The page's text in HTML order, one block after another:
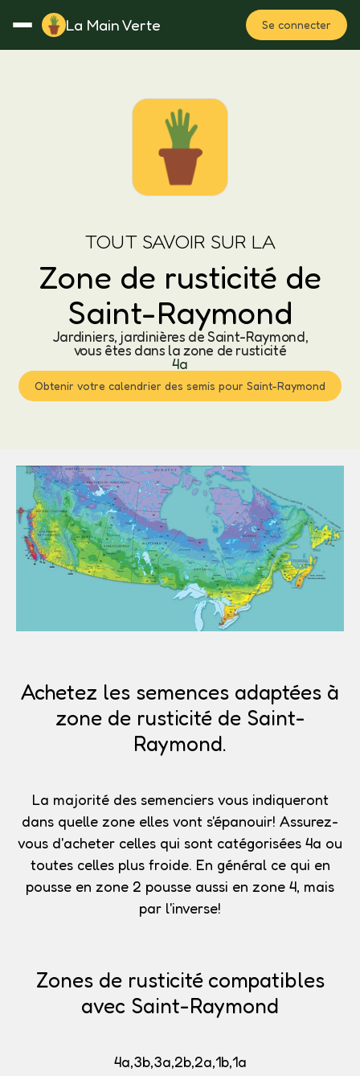
La Main Verte Se connecter
Notes Fertilisation
TOUT SAVOIR SUR LA
Zone de rusticité de
Saint-Raymond
Jardiniers, jardinières de Saint-Raymond,
vous êtes dans la zone de rusticité
4a
Obtenir votre calendrier des semis pour Saint-Raymond
Achetez les semences adaptées à
zone de rusticité de Saint-
Raymond.
La majorité des semenciers vous indiqueront
dans quelle zone elles vont s'épanouir! Assurez-
vous d'acheter celles qui sont catégorisées 4a ou
toutes celles plus froide. En général ce qui en
pousse en zone 2 pousse aussi en zone 4, mais
par l'inverse!
Zones de rusticité compatibles
avec Saint-Raymond
4a,3b,3a,2b,2a,1b,1a